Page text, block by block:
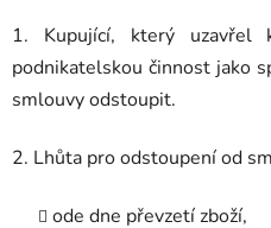
1. Kupující, který uzavřel
podnikatelskou činnost jako
smlouvy odstoupit.
2. Lhůta pro odstoupení od
ode dne převzetí zboží,